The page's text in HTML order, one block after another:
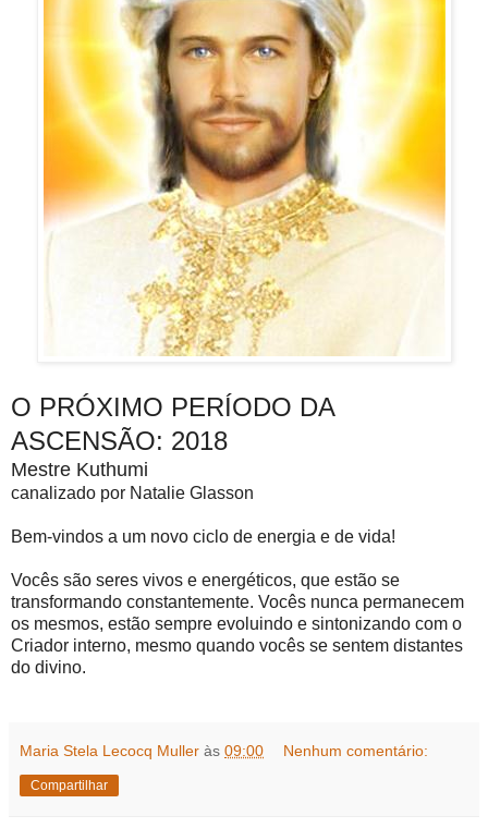
O PRÓXIMO PERÍODO DA
ASCENSÃO: 2018
Mestre Kuthumi
canalizado por Natalie Glasson
Bem-vindos a um novo ciclo de energia e de vida!
Vocês são seres vivos e energéticos, que estão se
transformando constantemente. Vocês nunca permanecem
os mesmos, estão sempre evoluindo e sintonizando com o
Criador interno, mesmo quando vocês se sentem distantes
do divino.
Maria Stela Lecocq Muller às 09:00 Nenhum comentário:
Compartilhar